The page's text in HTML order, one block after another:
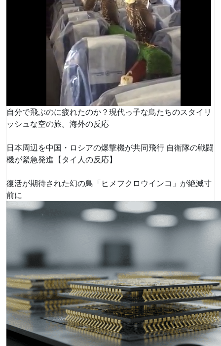
自分で飛ぶのに疲れたのか？現代っ子な鳥たちのスタイリ
ッシュな空の旅。海外の反応
日本周辺を中国・ロシアの爆撃機が共同飛行 自衛隊の戦闘
機が緊急発進【タイ人の反応】
復活が期待された幻の鳥「ヒメフクロウインコ」が絶滅寸
前に